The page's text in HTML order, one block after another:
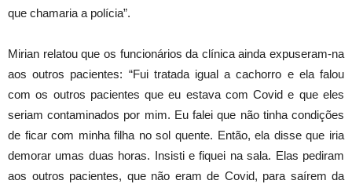
que chamaria a polícia”.
Mirian relatou que os funcionários da clínica ainda expuseram-na
aos outros pacientes: “Fui tratada igual a cachorro e ela falou
com os outros pacientes que eu estava com Covid e que eles
seriam contaminados por mim. Eu falei que não tinha condições
de ficar com minha filha no sol quente. Então, ela disse que iria
demorar umas duas horas. Insisti e fiquei na sala. Elas pediram
aos outros pacientes, que não eram de Covid, para saírem da